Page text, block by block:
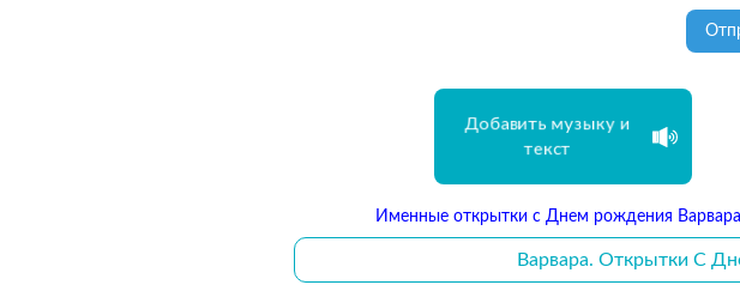
Добавить музыку и
текст
Именные открытки с Днем рождения
Варвара. Открытки С